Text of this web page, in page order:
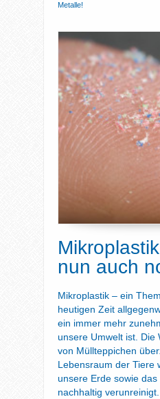
Metalle!
nun auch
Mikroplastik – ein
heutigen Zeit
ein immer mehr
unsere Umwelt ist. Die
von Müllteppichen
Lebensraum der Tiere
unsere Erde sowie
nachhaltig